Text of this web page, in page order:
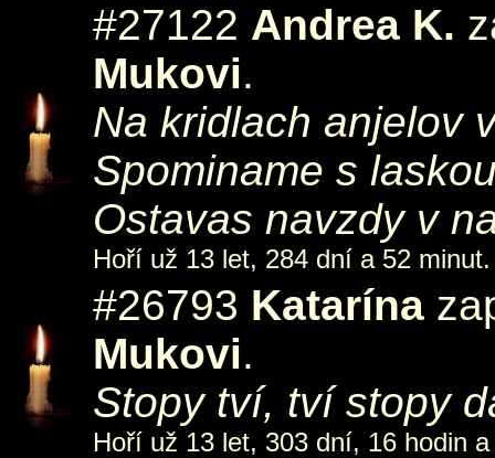
#27122 Andrea K.
Mukovi.
Na kridlach anjelov
Spominame s
Ostavas navzdy v
Hoří už 13 let, 284 dní a 52 minut.
#26793 Katarína
Mukovi.
Stopy tví, tví stopy
Hoří už 13 let, 303 dní, 16 hodin